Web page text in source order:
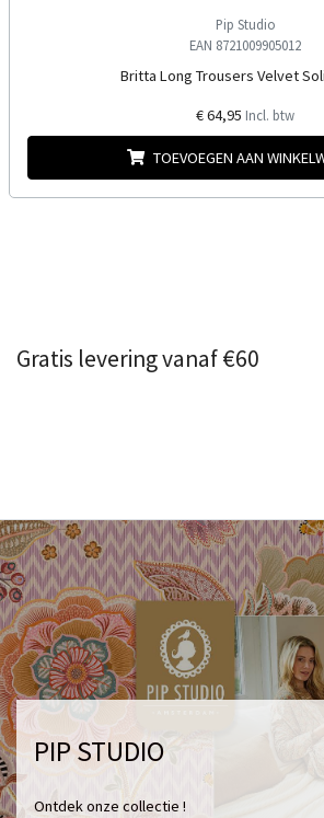
Pip Studio
EAN 8721009905012
Britta Long Trousers Velvet
€ 64,95 Incl. btw
TOEVOEGEN AAN
Gratis levering vanaf €60
PIP STUDIO
Ontdek onze collectie !